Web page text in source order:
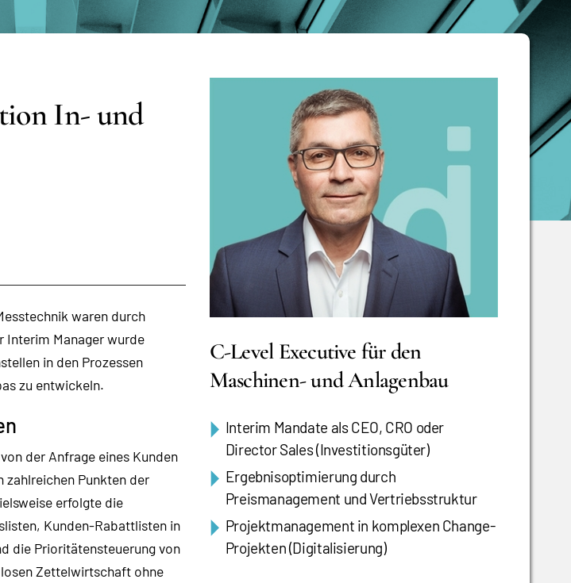
In- und
waren durch
Interim Manager wurde
in den Prozessen
zu entwickeln.
der Anfrage eines Kunden
zahlreichen Punkten der
erfolgte die
Kunden-Rabattlisten in
die Prioritätensteuerung von
Zettelwirtschaft ohne
C-Level Executive für den
Maschinen- und Anlagenbau
Interim Mandate als CEO, CRO oder
Director Sales (Investitionsgüter)
Ergebnisoptimierung durch
Preismanagement und Vertriebsstruktur
Projektmanagement in komplexen Change-
Projekten (Digitalisierung)